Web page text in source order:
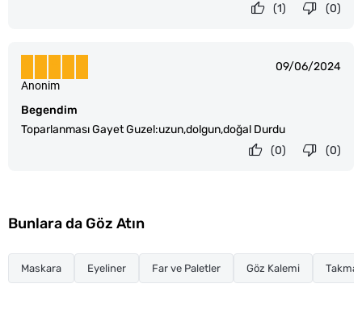
(0)
(1)
09/06/2024
Begendim
Toparlanması Gayet Guzel:uzun,dolgun,doğal Durdu
Anonim
(0)
(0)
Bunlara da Göz Atın
Maskara Eyeliner Far ve Paletler Göz Kalemi Takma